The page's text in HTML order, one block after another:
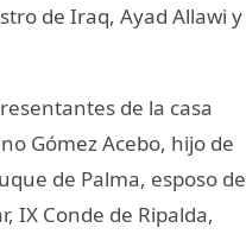
de Iraq, Ayad Allawi y
de la casa
Gómez Acebo, hijo de
de Palma, esposo de
IX Conde de Ripalda,